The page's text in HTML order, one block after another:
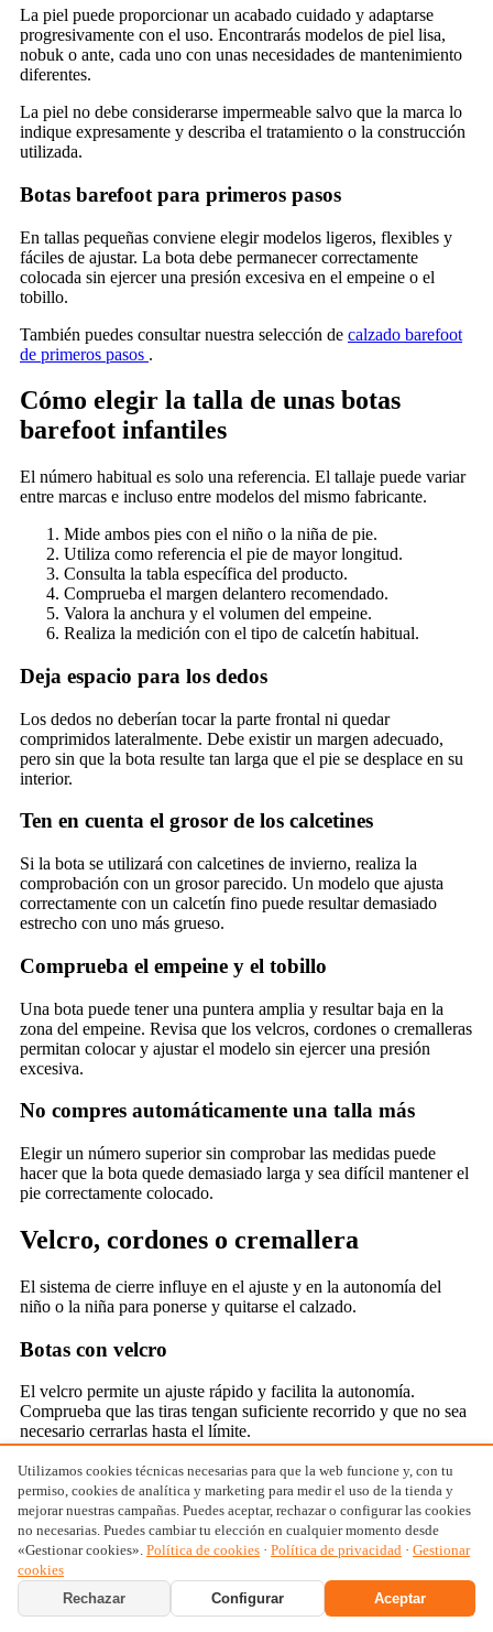
La piel puede proporcionar un acabado cuidado y adaptarse
progresivamente con el uso. Encontrarás modelos de piel lisa,
nobuk o ante, cada uno con unas necesidades de mantenimiento
diferentes.
La piel no debe considerarse impermeable salvo que la marca lo
indique expresamente y describa el tratamiento o la construcción
utilizada.
Botas barefoot para primeros pasos
En tallas pequeñas conviene elegir modelos ligeros, flexibles y
fáciles de ajustar. La bota debe permanecer correctamente
colocada sin ejercer una presión excesiva en el empeine o el
tobillo.
También puedes consultar nuestra selección de calzado barefoot
de primeros pasos .
Cómo elegir la talla de unas botas
barefoot infantiles
El número habitual es solo una referencia. El tallaje puede variar
entre marcas e incluso entre modelos del mismo fabricante.
Mide ambos pies con el niño o la niña de pie.
Utiliza como referencia el pie de mayor longitud.
Consulta la tabla específica del producto.
Comprueba el margen delantero recomendado.
Valora la anchura y el volumen del empeine.
Realiza la medición con el tipo de calcetín habitual.
Deja espacio para los dedos
Los dedos no deberían tocar la parte frontal ni quedar
comprimidos lateralmente. Debe existir un margen adecuado,
pero sin que la bota resulte tan larga que el pie se desplace en su
interior.
Ten en cuenta el grosor de los calcetines
Si la bota se utilizará con calcetines de invierno, realiza la
comprobación con un grosor parecido. Un modelo que ajusta
correctamente con un calcetín fino puede resultar demasiado
estrecho con uno más grueso.
Comprueba el empeine y el tobillo
Una bota puede tener una puntera amplia y resultar baja en la
zona del empeine. Revisa que los velcros, cordones o cremalleras
permitan colocar y ajustar el modelo sin ejercer una presión
excesiva.
No compres automáticamente una talla más
Elegir un número superior sin comprobar las medidas puede
hacer que la bota quede demasiado larga y sea difícil mantener el
pie correctamente colocado.
Velcro, cordones o cremallera
El sistema de cierre influye en el ajuste y en la autonomía del
niño o la niña para ponerse y quitarse el calzado.
Botas con velcro
El velcro permite un ajuste rápido y facilita la autonomía.
Comprueba que las tiras tengan suficiente recorrido y que no sea
necesario cerrarlas hasta el límite.
Botas con cordones
Los cordones permiten regular el ajuste a lo largo del empeine.
Son una buena opción cuando se necesita una adaptación más
precisa.
Botas con cremallera
Utilizamos cookies técnicas necesarias para que la web funcione y, con tu
permiso, cookies de analítica y marketing para medir el uso de la tienda y
mejorar nuestras campañas. Puedes aceptar, rechazar o configurar las cookies
no necesarias. Puedes cambiar tu elección en cualquier momento desde
«Gestionar cookies». Política de cookies · Política de privacidad · Gestionar
cookies
Rechazar
Configurar Aceptar